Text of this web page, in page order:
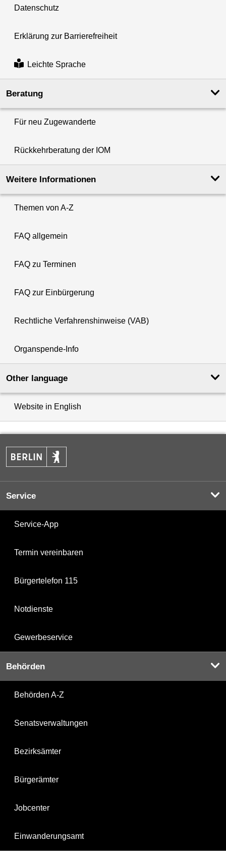
Datenschutz
Erklärung zur Barrierefreiheit
Leichte Sprache
Beratung
Für neu Zugewanderte
Rückkehrberatung der IOM
Weitere Informationen
Themen von A-Z
FAQ allgemein
FAQ zu Terminen
FAQ zur Einbürgerung
Rechtliche Verfahrenshinweise (VAB)
Organspende-Info
Other language
Website in English
Service
Service-App
Termin vereinbaren
Bürgertelefon 115
Notdienste
Gewerbeservice
Behörden
Behörden A-Z
Senatsverwaltungen
Bezirksämter
Bürgerämter
Jobcenter
Einwanderungsamt